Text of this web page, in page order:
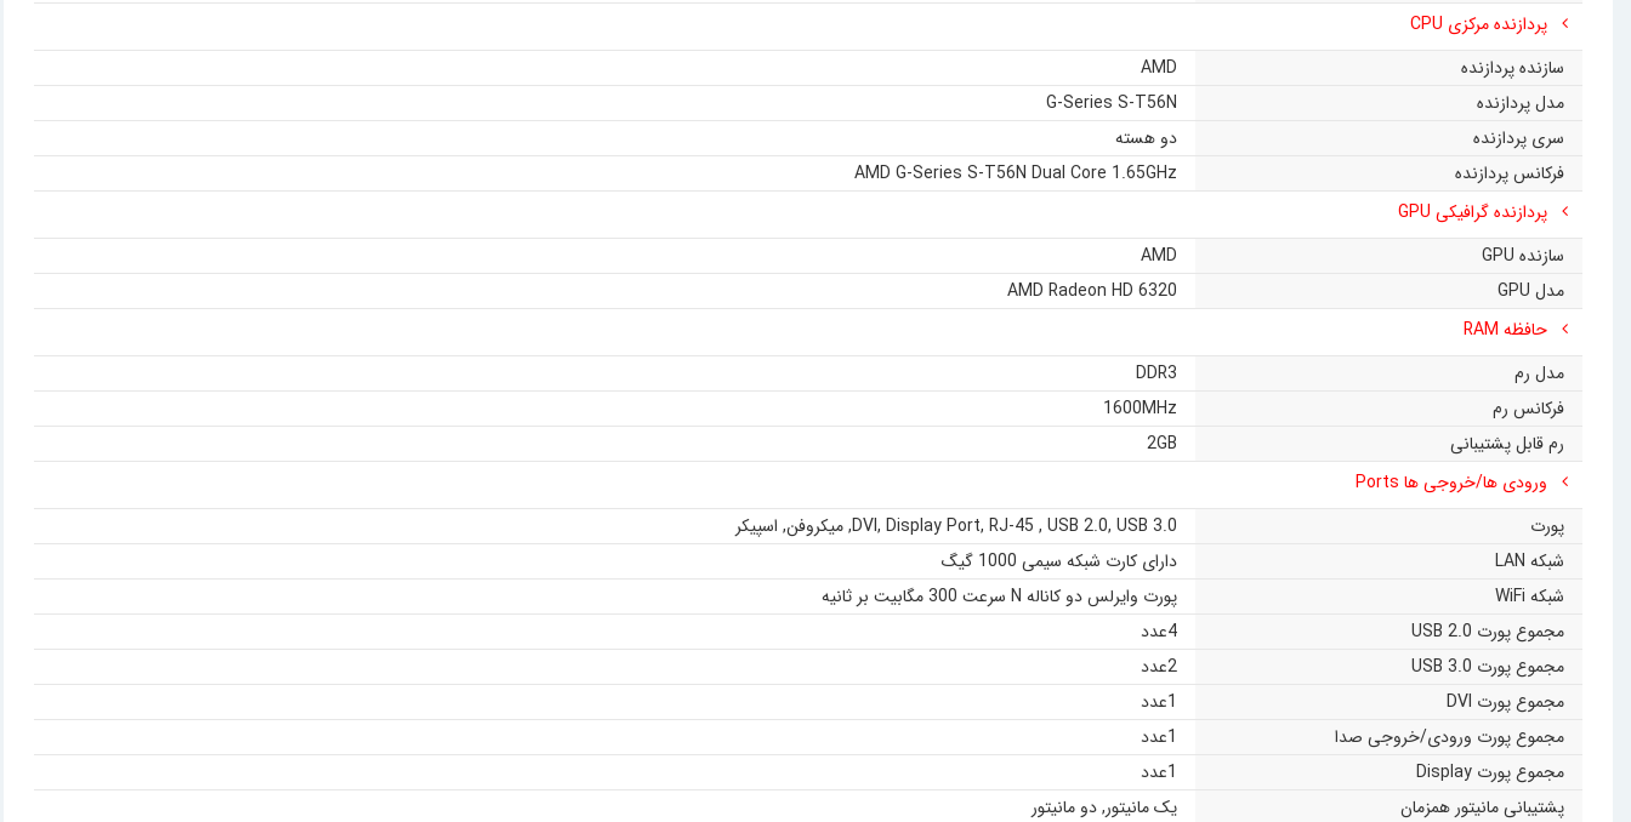
پردازنده مرکزی CPU
سازنده پردازنده
AMD
مدل پردازنده
G-Series S-T56N
سری پردازنده
دو هسته
فرکانس پردازنده
AMD G-Series S-T56N Dual Core 1.65GHz
پردازنده گرافیکی GPU
سازنده GPU
AMD
مدل GPU
AMD Radeon HD 6320
حافظه RAM
مدل رم
DDR3
فرکانس رم
1600MHz
رم قابل پشتیبانی
2GB
ورودی ها/خروجی ها Ports
پورت
DVI, Display Port, RJ-45 , USB 2.0, USB 3.0
,میکروفن, اسپیکر
شبکه LAN
دارای کارت شبکه سیمی 1000 گیگ
شبکه WiFi
پورت وایرلس دو کاناله N سرعت 300 مگابیت بر ثانیه
مجموع پورت USB 2.0
4عدد
مجموع پورت USB 3.0
2عدد
مجموع پورت DVI
1عدد
مجموع پورت ورودی/خروجی صدا
1عدد
مجموع پورت Display
1عدد
پشتیبانی مانیتور همزمان
یک مانیتور,دو مانیتور